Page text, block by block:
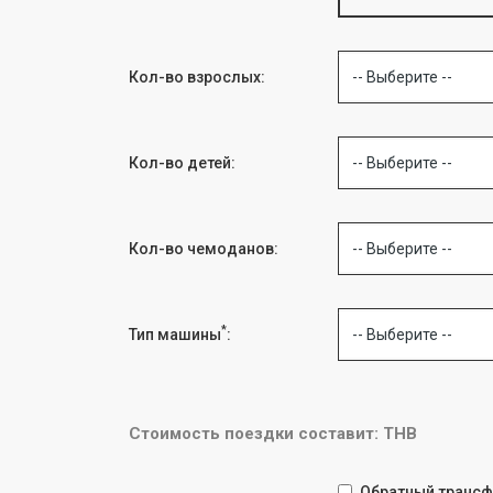
Кол-во взрослых: -- Выберите --
Кол-во детей: -- Выберите --
Кол-во чемоданов: -- Выберите --
Тип машины*: -- Выберите --
Стоимость поездки составит: THB